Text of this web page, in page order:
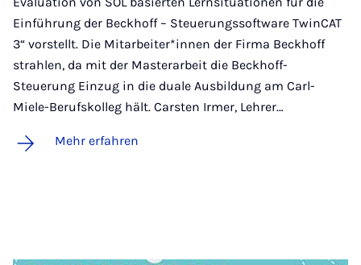
Einführung der Beckhoff – Steuerungssoftware TwinCAT
3“ vorstellt. Die Mitarbeiter*innen der Firma Beckhoff
strahlen, da mit der Masterarbeit die Beckhoff-
Steuerung Einzug in die duale Ausbildung am Carl-
Miele-Berufskolleg hält. Carsten Irmer, Lehrer…
Mehr erfahren